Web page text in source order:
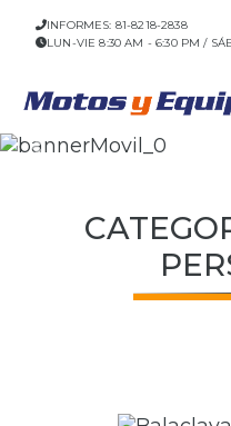
INFORMES: 81-8218-2838
LUN-VIE 8:30 AM - 6:30 PM /
Previous